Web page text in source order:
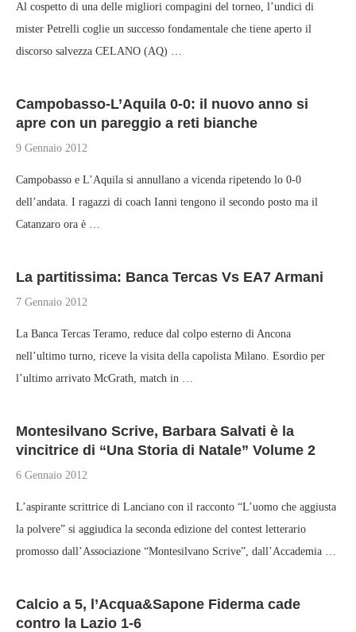
Al cospetto di una delle migliori compagini del torneo, l’undici di
mister Petrelli coglie un successo fondamentale che tiene aperto il
discorso salvezza CELANO (AQ) …
Campobasso-L’Aquila 0-0: il nuovo anno si
apre con un pareggio a reti bianche
9 Gennaio 2012
Campobasso e L’Aquila si annullano a vicenda ripetendo lo 0-0
dell’andata. I ragazzi di coach Ianni tengono il secondo posto ma il
Catanzaro ora è …
La partitissima: Banca Tercas Vs EA7 Armani
7 Gennaio 2012
La Banca Tercas Teramo, reduce dal colpo esterno di Ancona
nell’ultimo turno, riceve la visita della capolista Milano. Esordio per
l’ultimo arrivato McGrath, match in …
Montesilvano Scrive, Barbara Salvati è la
vincitrice di “Una Storia di Natale” Volume 2
6 Gennaio 2012
L’aspirante scrittrice di Lanciano con il racconto “L’uomo che aggiusta
la polvere” si aggiudica la seconda edizione del contest letterario
promosso dall’Associazione “Montesilvano Scrive”, dall’Accademia …
Calcio a 5, l’Acqua&Sapone Fiderma cade
contro la Lazio 1-6